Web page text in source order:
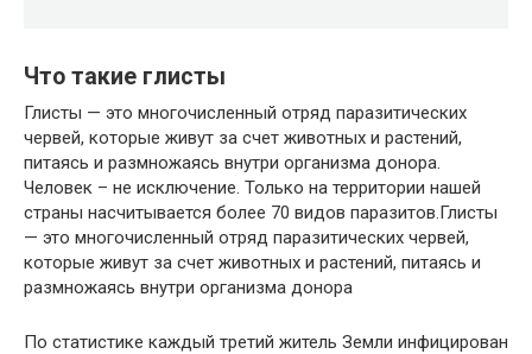
Что такие глисты
Глисты — это многочисленный отряд паразитических
червей, которые живут за счет животных и растений,
питаясь и размножаясь внутри организма донора.
Человек – не исключение. Только на территории нашей
страны насчитывается более 70 видов паразитов.Глисты
— это многочисленный отряд паразитических червей,
которые живут за счет животных и растений, питаясь и
размножаясь внутри организма донора
По статистике каждый третий житель Земли инфицирован